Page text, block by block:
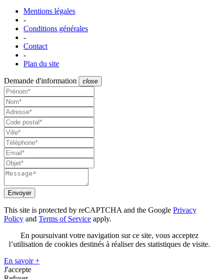
Mentions légales
-
Conditions générales
-
Contact
-
Plan du site
Demande d'information close
Envoyer
This site is protected by reCAPTCHA and the Google Privacy
Policy and Terms of Service apply.
En poursuivant votre navigation sur ce site, vous acceptez
l’utilisation de cookies destinés à réaliser des statistiques de visite.
En savoir +
J'accepte